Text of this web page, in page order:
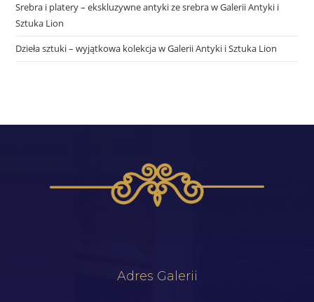
Srebra i platery – ekskluzywne antyki ze srebra w Galerii Antyki i
Sztuka Lion
Dzieła sztuki – wyjątkowa kolekcja w Galerii Antyki i Sztuka Lion
Adres Galerii